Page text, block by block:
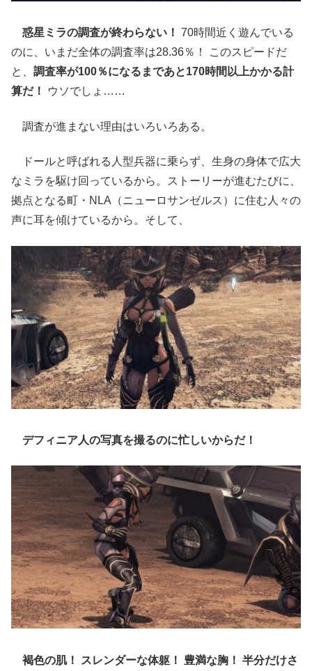
惑星ミラの調査が終わらない！
70時間近く遊んでいる
のに、いまだ全体の調査率は28.36％！ このスピードだ
と、 調査率が100％になるまであと170時間以上かかる計
算だ！
ウソでしょ……
調査が進まない理由はいろいろある。
ドールと呼ばれる人型兵器に乗らず、生身の身体で広大
なミラを駆け回っているから。ストーリーが進むたびに、
拠点となる町・NLA（ニューロサンゼルス）に住む人々の
声に耳を傾けているから。そして、
デフィニア人の写真を撮るのに忙しいからだ！
褐色の肌！ スレンダーな体躯！ 豊満な胸！ 半分だけさ